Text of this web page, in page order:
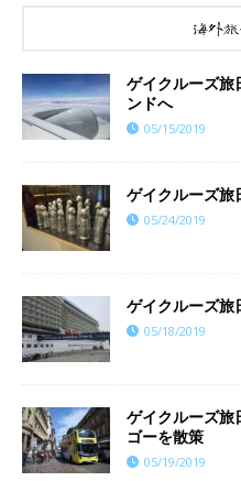
海外
ゲイクルーズ旅
ンドへ
05/15/2019
ゲイクルーズ旅
05/24/2019
ゲイクルーズ旅
05/18/2019
ゲイクルーズ旅
ゴーを散策
05/19/2019